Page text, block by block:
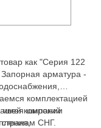
как "Серия 122
арматура -
комплектацией
имея широкий
компании
СНГ.